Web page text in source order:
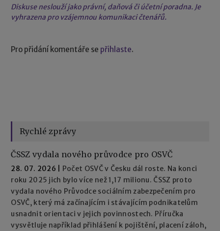
Diskuse neslouží jako právní, daňová či účetní poradna. Je
vyhrazena pro vzájemnou komunikaci čtenářů.
Pro přidání komentáře se přihlaste.
Rychlé zprávy
ČSSZ vydala nového průvodce pro OSVČ
28. 07. 2026
Počet OSVČ v Česku dál roste. Na konci
roku 2025 jich bylo více než 1,17 milionu. ČSSZ proto
vydala nového Průvodce sociálním zabezpečením pro
OSVČ, který má začínajícím i stávajícím podnikatelům
usnadnit orientaci v jejich povinnostech. Příručka
vysvětluje například přihlášení k pojištění, placení záloh,